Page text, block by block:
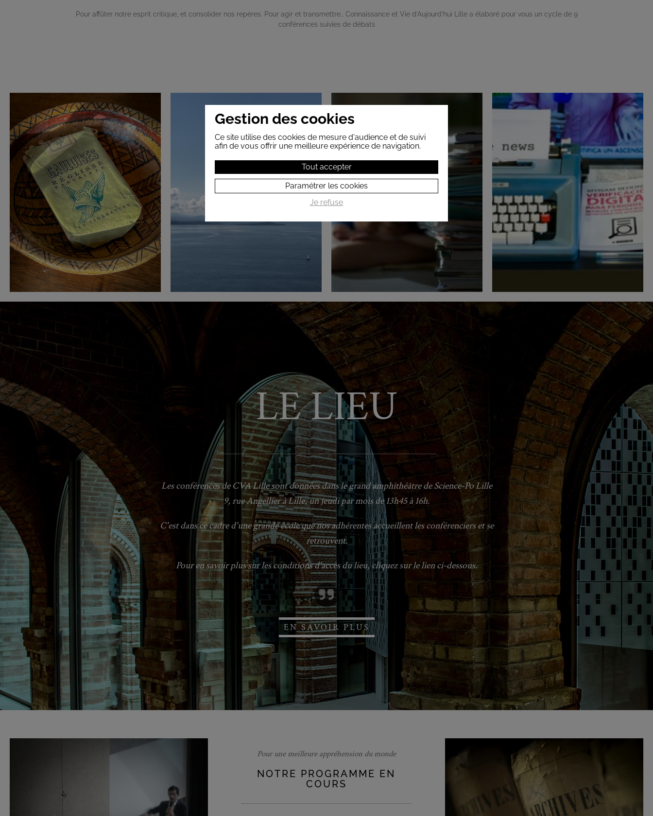
Pour affûter notre esprit critique, et consolider nos repères. Pour agir et transmettre… Connaissance et Vie d’Aujourd’hui Lille a élaboré pour vous un cycle de 9
conférences suivies de débats
LE LIEU
Les conférences de CVA Lille sont données dans le grand amphithéâtre de Science-Po Lille
9, rue Angellier à Lille, un jeudi par mois de 13h45 à 16h.
C'est dans ce cadre d'une grande école que nos adhérentes accueillent les conférenciers et se
retrouvent.
Pour en savoir plus sur les conditions d'accès du lieu, cliquez sur le lien ci-dessous.
EN SAVOIR PLUS
Pour une meilleure appréhension du monde
NOTRE PROGRAMME EN
COURS
Gestion des cookies
Ce site utilise des cookies de mesure d'audience et de suivi
afin de vous offrir une meilleure expérience de navigation.
Tout accepter
Paramétrer les cookies
Je refuse